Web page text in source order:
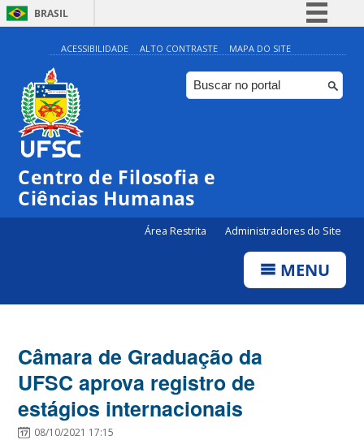
BRASIL
Simplifique!
Comunica BR
Participe
ACESSIBILIDADE ALTO CONTRASTE MAPA DO SITE
Centro de Filosofia e
Ciências Humanas
Área Restrita Administradores do Site
MENU
Câmara de Graduação da
UFSC aprova registro de
estágios internacionais
08/10/2021 17:15